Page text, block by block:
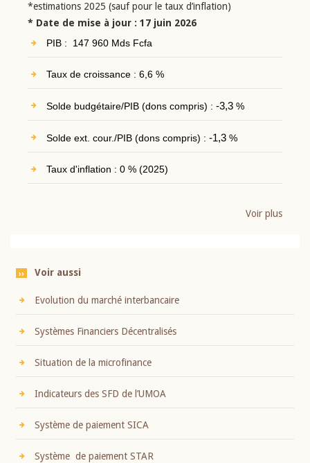
*estimations 2025 (sauf pour le taux d’inflation)
* Date de mise à jour : 17 juin 2026
PIB : 147 960 Mds Fcfa
Taux de croissance : 6,6 %
Solde budgétaire/PIB (dons compris) : -3,3%
Solde ext. cour./PIB (dons compris) : -1,3%
Taux d'inflation : 0 % (2025)
Voir plus
Voir aussi
Evolution du marché interbancaire
Systèmes Financiers Décentralisés
Situation de la microfinance
Indicateurs des SFD de l’UMOA
Système de paiement SICA
Système de paiement STAR